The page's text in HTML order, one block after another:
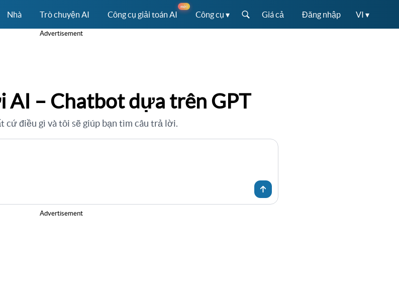
Nhà Trò chuyện AI Công cụ giải toán AI
mới
Công cụ ▾ Giá cả Đăng nhập VI ▾
Advertisement
AI – Chatbot dựa trên GPT
cứ điều gì và tôi sẽ giúp bạn tìm câu trả lời.
Advertisement